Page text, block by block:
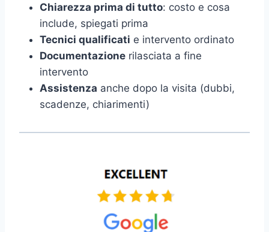
Chiarezza prima di tutto: costo e cosa
include, spiegati prima
Tecnici qualificati e intervento ordinato
Documentazione rilasciata a fine
intervento
Assistenza anche dopo la visita (dubbi,
scadenze, chiarimenti)